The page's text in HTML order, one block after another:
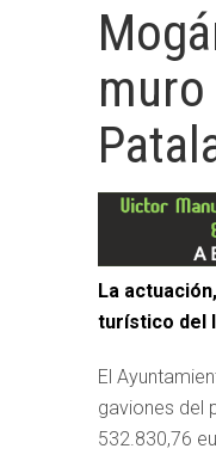
La
turístico del
El
gaviones del
532.830,76